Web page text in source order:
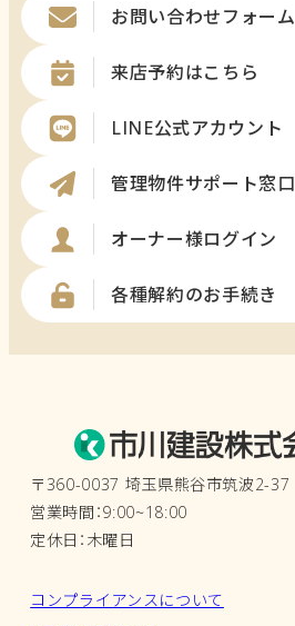
お問い合わせフォーム
来店予約はこちら
LINE公式アカウント
管理物件サポート窓口
オーナー様ログイン
各種解約のお手続き
〒360-0037 埼玉県熊谷市筑波2-37
営業時間：9:00~18:00
定休日：木曜日
コンプライアンスについて